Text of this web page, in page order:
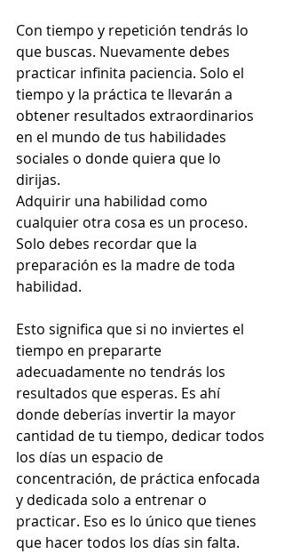
Con tiempo y repetición tendrás lo
que buscas. Nuevamente debes
practicar infinita paciencia. Solo el
tiempo y la práctica te llevarán a
obtener resultados extraordinarios
en el mundo de tus habilidades
sociales o donde quiera que lo
dirijas.
Adquirir una habilidad como
cualquier otra cosa es un proceso.
Solo debes recordar que la
preparación es la madre de toda
habilidad.
Esto significa que si no inviertes el
tiempo en prepararte
adecuadamente no tendrás los
resultados que esperas. Es ahí
donde deberías invertir la mayor
cantidad de tu tiempo, dedicar todos
los días un espacio de
concentración, de práctica enfocada
y dedicada solo a entrenar o
practicar. Eso es lo único que tienes
que hacer todos los días sin falta.